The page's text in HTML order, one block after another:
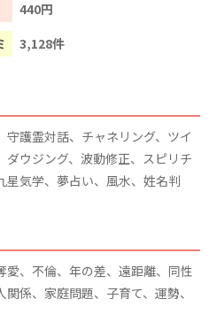
440円
3,128件
護霊対話、チャネリング、ツイ
ウジング、波動修正、スピリチ
星気学、夢占い、風水、姓名判
、不倫、年の差、遠距離、同性
係、家庭問題、子育て、運勢、